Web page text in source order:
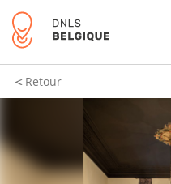
Retour